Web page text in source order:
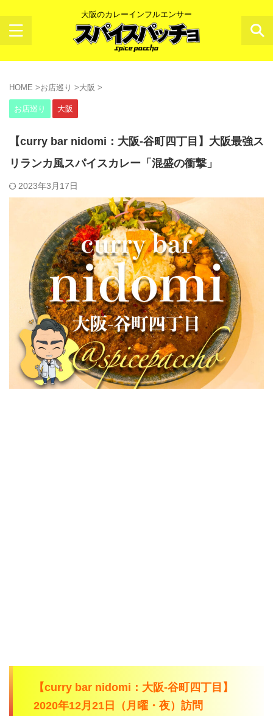
大阪のカレーインフルエンサー
HOME >お店巡り >大阪 >
お店巡り 大阪
【curry bar nidomi：大阪-谷町四丁目】大阪最強ス
リランカ風スパイスカレー「混盛の衝撃」
2023年3月17日
【curry bar nidomi：大阪-谷町四丁目】
2020年12月21日（月曜・夜）訪問